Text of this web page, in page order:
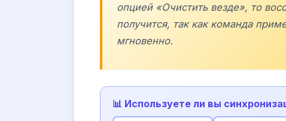
опцией «Очистить везде», то
получится, так как команда
мгновенно.
📊 Используете ли вы